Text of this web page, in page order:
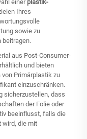
einer plastik-
Ihres
sowie zu
beitragen.
aus Post-Consumer-
und bieten
Primärplastik zu
einzuschränken.
sicherzustellen, dass
der Folie oder
beeinflusst, falls die
wird, die mit